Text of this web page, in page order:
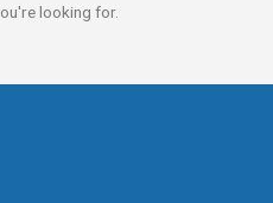
looking for.